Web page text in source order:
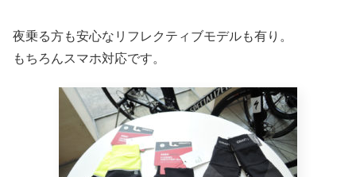
夜乗る方も安心なリフレクティブモデルも有り。
もちろんスマホ対応です。